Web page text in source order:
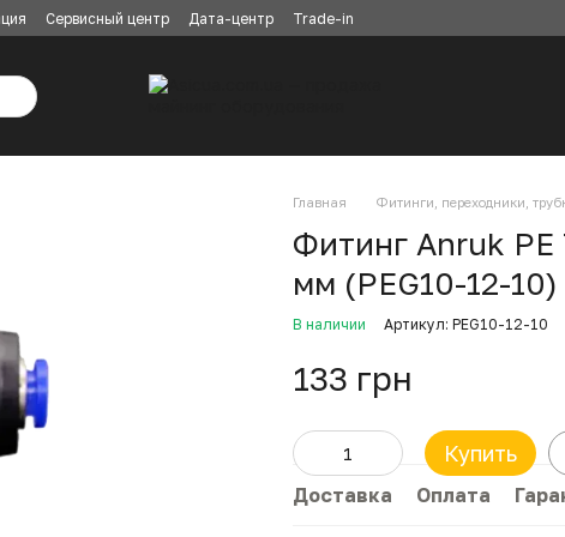
Сервисный центр Дата-центр Trade-in
Главная Фитинги, переходники,
Фитинг Anruk
мм (PEG10-12-10)
В наличии Артикул: PEG10-12-10
133 грн
Купить
Доставка Оплата